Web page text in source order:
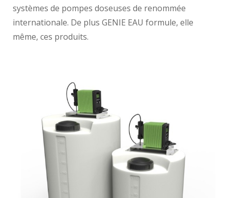
systèmes de pompes doseuses de renommée
internationale. De plus GENIE EAU formule, elle
même, ces produits.